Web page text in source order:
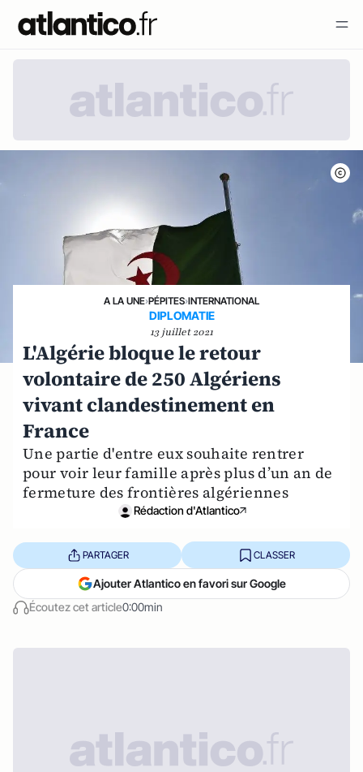
A LA UNE›PÉPITES›INTERNATIONAL
DIPLOMATIE
13 juillet 2021
L'Algérie bloque le retour
volontaire de 250 Algériens
vivant clandestinement en
France
Une partie d'entre eux souhaite rentrer
pour voir leur famille après plus d’un an de
fermeture des frontières algériennes
Rédaction d'Atlantico
Écoutez cet article0:00min
PARTAGER CLASSER
Ajouter Atlantico en favori sur Google